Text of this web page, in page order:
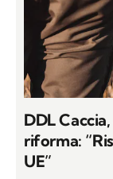
DDL
riforma:
UE”